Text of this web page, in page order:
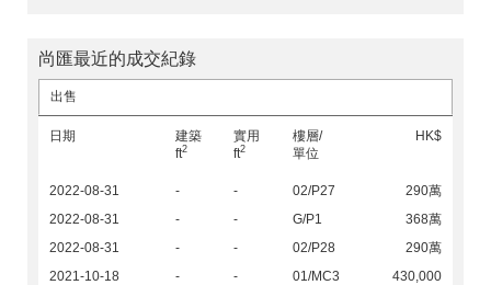
尚匯最近的成交紀錄
出售
日期
建築
ft2
實用
ft2
樓層/
單位
HK$
2022-08-31 - - 02/P27
290萬
2022-08-31
- - G/P1
368萬
2022-08-31
- - 02/P28
290萬
2021-10-18
- - 01/MC3
430,000